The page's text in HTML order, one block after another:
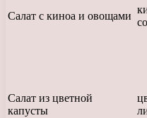
Салат с киноа и овощами
Салат из цветной
капусты